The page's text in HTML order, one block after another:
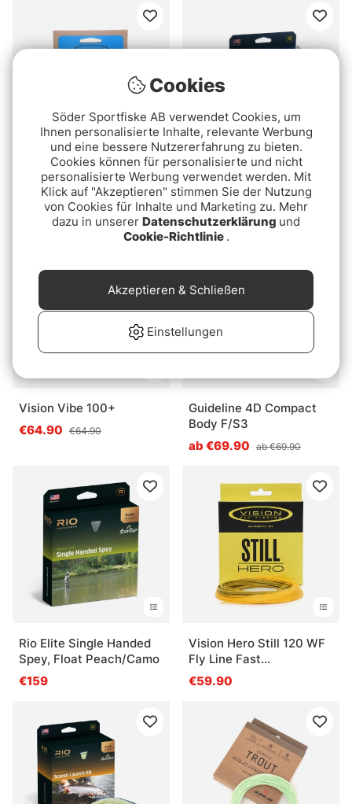
Vision HYBRID tip 7.5ft
€36.90
Rio Premier Dart V2.0
Sink 3 Tip WF Fly Line
€119
Vision Vibe 100+
€64.90 €64.90
Guideline 4D Compact
Body F/S3
ab €69.90 ab €69.90
Rio Elite Single Handed
Spey, Float Peach/Camo
€159
Vision Hero Still 120 WF
Fly Line Fast
Intermediate
€59.90
Cookies
Söder Sportfiske AB verwendet Cookies, um
Ihnen personalisierte Inhalte, relevante Werbung
und eine bessere Nutzererfahrung zu bieten.
Cookies können für personalisierte und nicht
personalisierte Werbung verwendet werden. Mit
Klick auf "Akzeptieren" stimmen Sie der Nutzung
von Cookies für Inhalte und Marketing zu. Mehr
dazu in unserer Datenschutzerklärung und
Cookie-Richtlinie .
Einstellungen
Akzeptieren & Schließen